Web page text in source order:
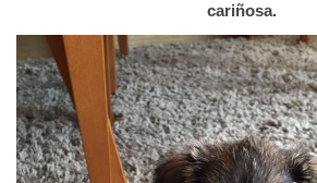
cariñosa.